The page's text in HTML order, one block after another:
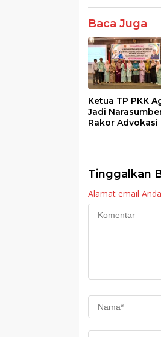
o
o
k
Baca Juga
Ketua TP PKK
Jadi
Rakor Advokasi
Tinggalkan
Alamat email